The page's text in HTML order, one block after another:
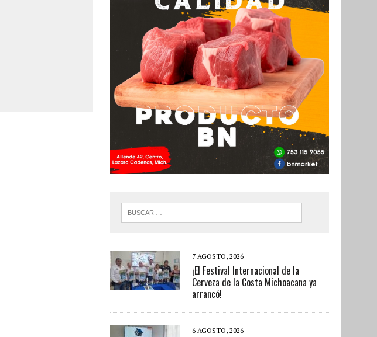
7 AGOSTO, 2026
¡El Festival Internacional de la
Cerveza de la Costa Michoacana ya
arrancó!
6 AGOSTO, 2026